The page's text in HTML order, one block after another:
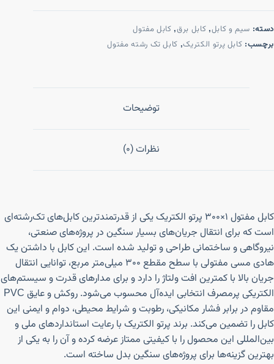
دسته: سیم و کابل, کابل برق, کابل مفتول
برچسب: کابل پرتو الکتریک, کابل تک رشته مفتول
توضیحات
نظرات (0)
کابل مفتول ۱×۳۰۰ پرتو الکتریک یکی از قدرتمندترین کابل‌های تک‌رشته‌ای
است که برای انتقال جریان‌های بسیار سنگین در پروژه‌های صنعتی،
نیروگاهی و ساختمانی طراحی و تولید شده است. این کابل با داشتن یک
هادی مسی مفتولی با سطح مقطع ۳۰۰ میلی‌متر مربع، توانایی انتقال
جریان بالا با کمترین افت ولتاژ را دارد و برای مدارهای قدرت و سیستم‌های
الکتریکی پرمصرف انتخابی ایده‌آل محسوب می‌شود. روکش و عایق PVC
مقاوم در برابر فشار مکانیکی، رطوبت و شرایط محیطی، دوام و ایمنی این
کابل را تضمین می‌کند. برند پرتو الکتریک با رعایت استانداردهای ملی و
بین‌المللی این محصول را با کیفیتی ممتاز عرضه کرده و آن را به یکی از
بهترین گزینه‌ها برای پروژه‌های سنگین بدل ساخته است.